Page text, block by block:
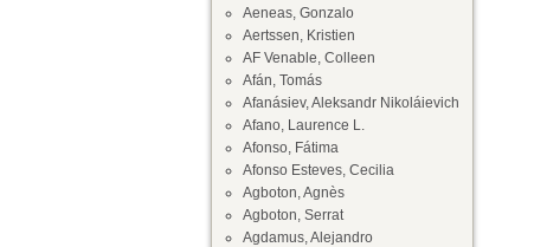
Aeneas, Gonzalo
Aertssen, Kristien
AF Venable, Colleen
Afán, Tomás
Afanásiev, Aleksandr Nikoláievich
Afano, Laurence L.
Afonso, Fátima
Afonso Esteves, Cecilia
Agboton, Agnès
Agboton, Serrat
Agdamus, Alejandro